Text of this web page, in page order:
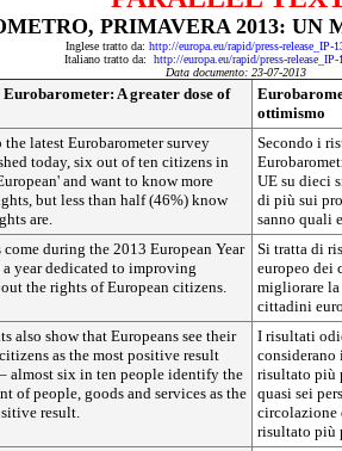
PRIMAVERA 2013: UN
Inglese tratto da: http://europa.eu/rapid/press-release_IP-
Italiano tratto da: http://europa.eu/rapid/press-
Data documento: 23-07-2013
A greater dose of
ottimismo
latest Eurobarometer survey
today, six out of ten citizens in
and want to know more
but less than half (46%) know
are.
Secondo i
UE su dieci
di più sui
sanno quali
come during the 2013 European Year
year dedicated to improving
the rights of European citizens.
Si tratta di
europeo dei
migliorare
cittadini
also show that Europeans see their
as the most positive result
almost six in ten people identify the
of people, goods and services as the
result.
I risultati
risultato più
quasi sei
circolazione
risultato più